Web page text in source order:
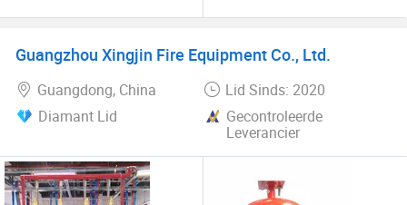
Transformatorkasten
Guangzhou Xingjin Fire Equipment Co., Ltd.
Guangdong, China
Lid Sinds: 2020
Diamant Lid
Gecontroleerde
Leverancier